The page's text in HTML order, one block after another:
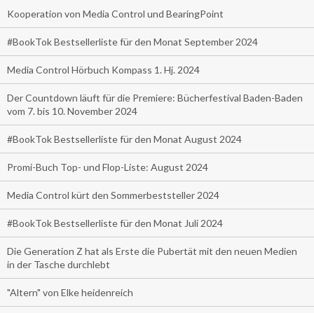
Kooperation von Media Control und BearingPoint
#BookTok Bestsellerliste für den Monat September 2024
Media Control Hörbuch Kompass 1. Hj. 2024
Der Countdown läuft für die Premiere: Bücherfestival Baden-Baden
vom 7. bis 10. November 2024
#BookTok Bestsellerliste für den Monat August 2024
Promi-Buch Top- und Flop-Liste: August 2024
Media Control kürt den Sommerbeststeller 2024
#BookTok Bestsellerliste für den Monat Juli 2024
Die Generation Z hat als Erste die Pubertät mit den neuen Medien
in der Tasche durchlebt
"Altern" von Elke heidenreich